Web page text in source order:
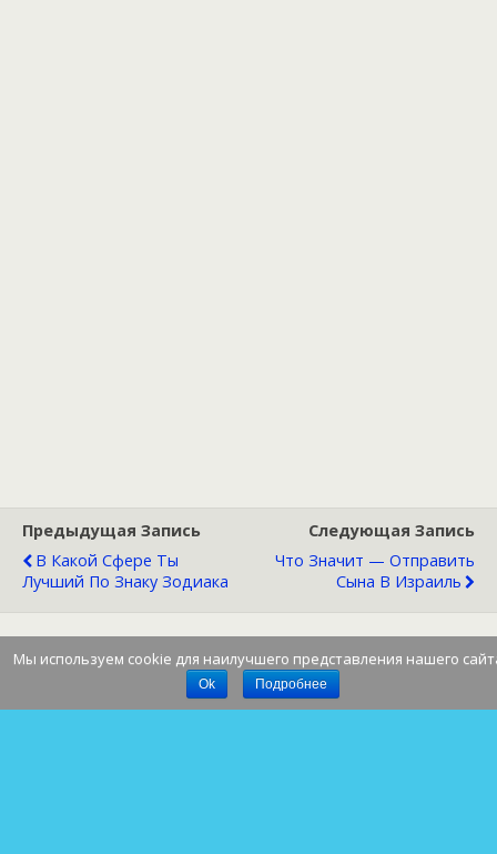
Предыдущая Запись
В Какой Сфере Ты
Лучший По Знаку Зодиака
Следующая Запись
Что Значит — Отправить
Сына В Израиль
Мы используем cookie для наилучшего представления нашего
Ok Подробнее
Наверх